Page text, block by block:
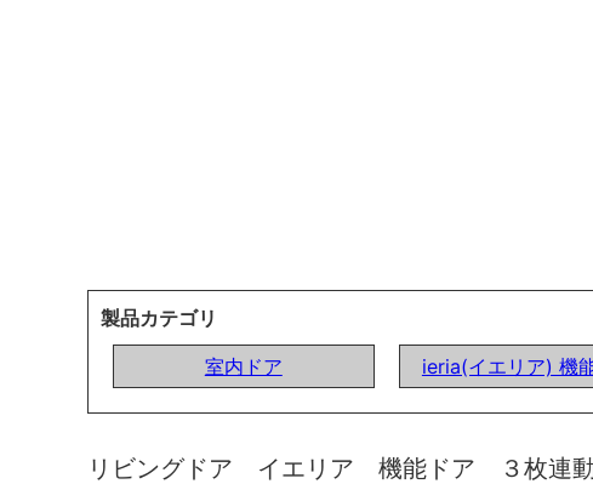
製品カテゴリ
室内ドア
ieria(イエリア) 機
リビングドア イエリア 機能ドア ３枚